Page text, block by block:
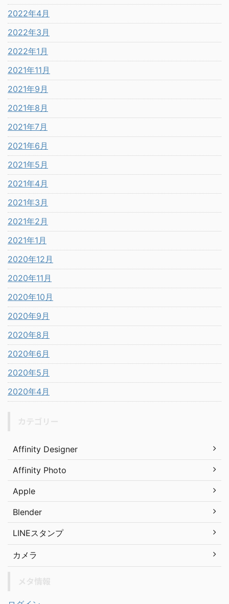
2022年4月
2022年3月
2022年1月
2021年11月
2021年9月
2021年8月
2021年7月
2021年6月
2021年5月
2021年4月
2021年3月
2021年2月
2021年1月
2020年12月
2020年11月
2020年10月
2020年9月
2020年8月
2020年6月
2020年5月
2020年4月
Affinity Designer
Affinity Photo
Apple
Blender
LINEスタンプ
カメラ